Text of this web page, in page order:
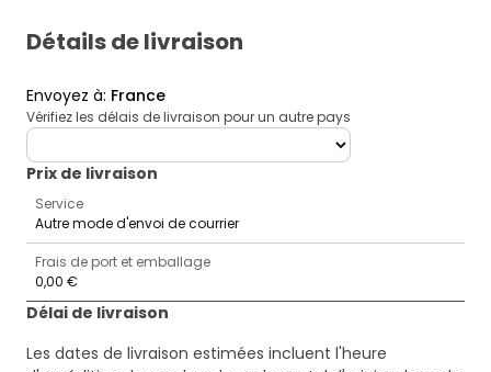
Détails de livraison
Envoyez à: France
Vérifiez les délais de livraison pour un autre pays
deliveryCountry
Prix ​​de livraison
Service
Autre mode d'envoi de courrier
Frais de port et emballage
0,00 €
Délai de livraison
Les dates de livraison estimées incluent l'heure